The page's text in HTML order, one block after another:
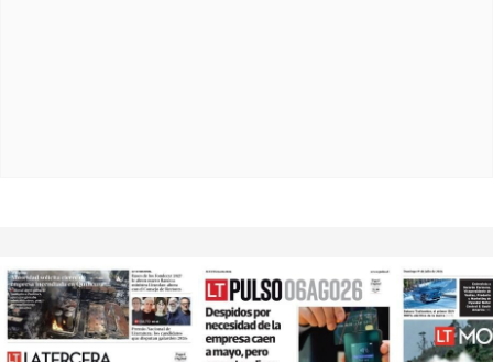
Opens in new window Opens in